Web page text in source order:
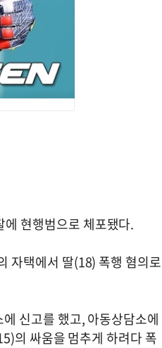
현행범으로 체포됐다.
자택에서 딸(18) 폭행 혐의로
신고를 했고, 아동상담소에
의 싸움을 멈추게 하려다 폭